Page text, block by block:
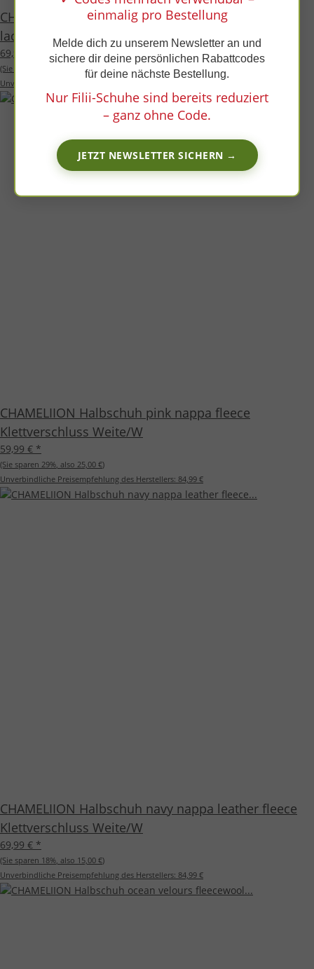
CHAMELIION Halbschuh navy nappa leather fleece
laces Weite/M
69,99 €
(Sie sparen 15,00 €
Unverbindliche Preisempfehlung des Herstellers:
CHAMELIION Halbschuh pink nappa fleece
Klettverschluss Weite/W
59,99 € *
(Sie sparen 29%, also 25,00 €)
Unverbindliche Preisempfehlung des Herstellers: 84,99 €
CHAMELIION Halbschuh navy nappa leather fleece
Klettverschluss Weite/W
69,99 € *
(Sie sparen 18%, also 15,00 €)
Unverbindliche Preisempfehlung des Herstellers: 84,99 €
einmalig pro Bestellung
Melde dich zu unserem Newsletter an und
sichere dir deine persönlichen Rabattcodes
für deine nächste Bestellung.
Nur Filii-Schuhe sind bereits reduziert
– ganz ohne Code.
JETZT NEWSLETTER SICHERN →